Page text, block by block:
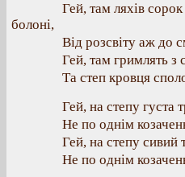
Гей, там ляхів
болоні,
Від розсвіту аж до
Гей, там гримлять з
Та степ кровця
Гей, на степу густа
Не по однім
Гей, на степу сивий
Не по однім